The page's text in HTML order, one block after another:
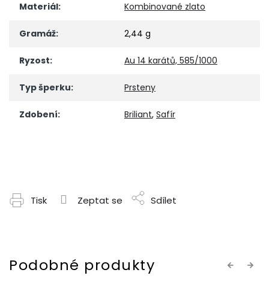
Materiál: Kombinované zlato
Gramáž: 2,44 g
Ryzost: Au 14 karátů, 585/1000
Typ šperku: Prsteny
Zdobení: Briliant, Safír
Tisk Zeptat se Sdílet
Previous
Next